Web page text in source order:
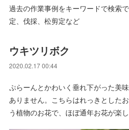
過去の作業事例をキーワードで検索
定、伐採、松剪定など
ウキツリボク
2020.02.17 00:44
ぷらーんとかわいく垂れ下がった美
ありません。こちらはれっきとした
う植物のお花で、ほぼ通年お花が楽し